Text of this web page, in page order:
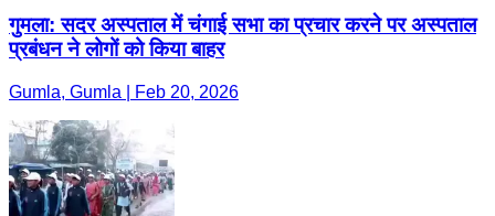
गुमला: सदर अस्पताल में चंगाई सभा का प्रचार करने पर अस्पताल
प्रबंधन ने लोगों को किया बाहर
Gumla, Gumla | Feb 20, 2026